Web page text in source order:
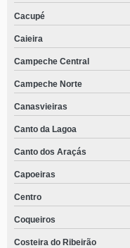
Cacupé
Caieira
Campeche Central
Campeche Norte
Canasvieiras
Canto da Lagoa
Canto dos Araçás
Capoeiras
Centro
Coqueiros
Costeira do Ribeirão